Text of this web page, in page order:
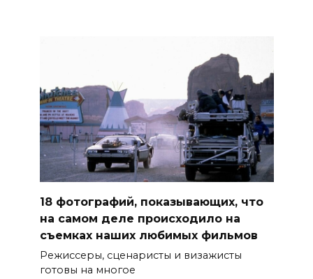
18 фотографий, показывающих, что
на самом деле происходило на
съемках наших любимых фильмов
Режиссеры, сценаристы и визажисты
готовы на многое